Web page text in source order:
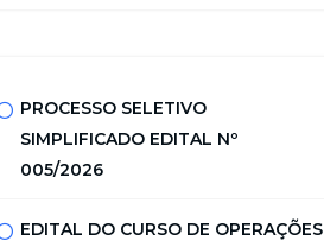
PROCESSO SELETIVO
SIMPLIFICADO EDITAL Nº
005/2026
EDITAL DO CURSO DE OPERAÇÕES